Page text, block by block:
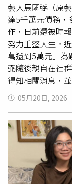
藝人馬國弼（原
達5千萬元債務，
作，日前還被時
努力重整人生。
萬還到5萬元」
弼隨後親自在社
得知相關消息，
仍有500多萬元
玉女歌手周思潔
5千萬元。（圖／
為曲折的財務歷
下月入百萬佳績
千萬元，加上公
元，甚至向地下
課程領域，積極
05月20日, 2026